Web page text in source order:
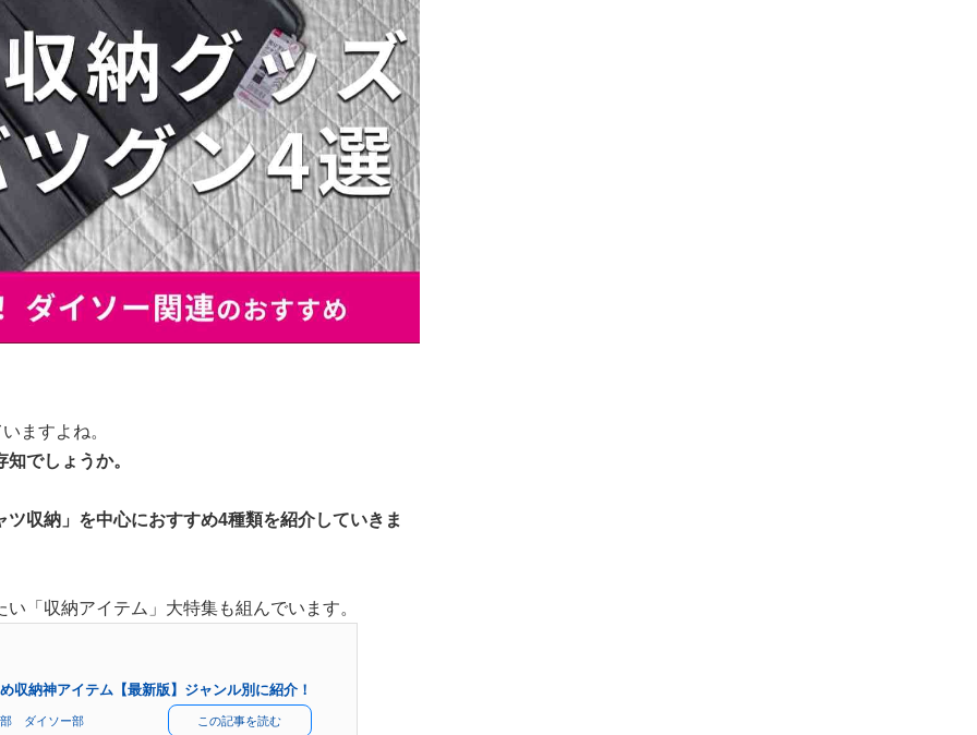
ますよね。
でしょうか。
収納」を中心におすすめ4種類を紹介していきま
「収納アイテム」大特集も組んでいます。
収納神アイテム【最新版】ジャンル別に紹介！
部 ダイソー部 この記事を読む